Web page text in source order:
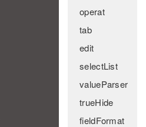
operat
tab
edit
selectList
valueParser
trueHide
fieldFormat